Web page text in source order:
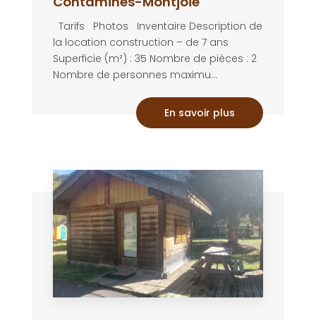
Tarifs Photos Inventaire Description de
la location construction – de 7 ans
Superficie (m²) : 35 Nombre de pièces : 2
Nombre de personnes maximu...
En savoir plus